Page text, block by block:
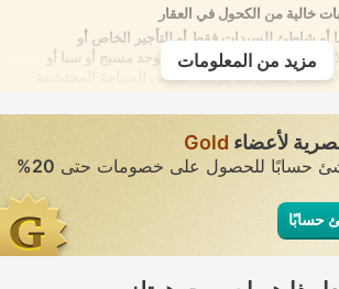
خالية من الكحول في العقار
أو شاطئ للسيدات فقط أو للتأجير الخاص أو
الغرفة يوفر الانعزال التام. لا يوجد مسبح أو سبا أو
يُسمح فيه بارتداء ملابس السباحة المحتشمة
مزيد من المعلومات
لأعضاء Gold
حسابًا للحصول على خصومات حتى20%
حسابًا